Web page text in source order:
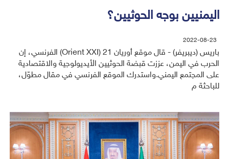
اليمنيين بوجه الحوثيين؟
2022-08-23
باريس (ديبريفر) - قال موقع أوريان 21 (Orient XXI) الفرنسي، إن
الحرب في اليمن، عززت قبضة الحوثيين الأيديولوجية والاقتصادية
على المجتمع اليمني.واستدرك الموقع الفرنسي في مقال مطوّل،
للباحثة م